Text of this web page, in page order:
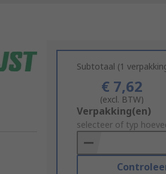
Subtotaal (1
€ 7,62
(excl. BTW)
Add
to
Basket
Verpakking(en)
selecteer of typ